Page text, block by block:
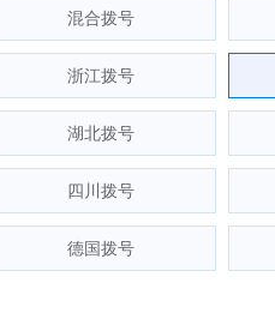
混合拨号
浙江拨号
湖北拨号
四川拨号
德国拨号